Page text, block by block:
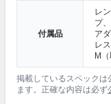
付属品
レ
プ
ア
レ
M
掲載しているスペックは
ます。正確な内容は必ず